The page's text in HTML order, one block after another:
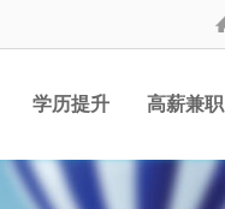
学历提升 高薪兼职